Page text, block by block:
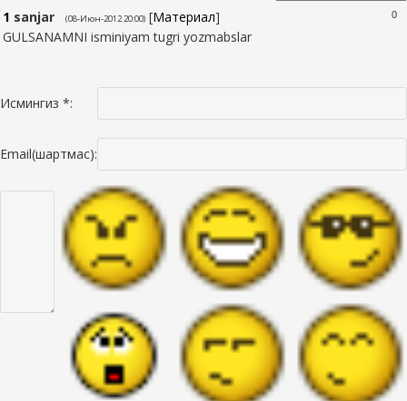
0
1 sanjar (08-Июн-2012 20:00) [Материал]
GULSANAMNI isminiyam tugri yozmabslar
Исмингиз *:
Email(шартмас):